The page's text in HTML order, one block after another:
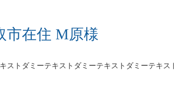
市在住 M原様
ストダミーテキストダミーテキストダミーテキ